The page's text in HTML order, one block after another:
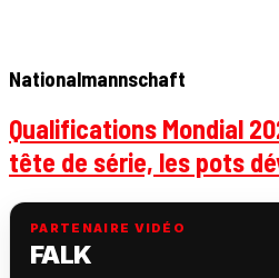
Nationalmannschaft
Qualifications Mondial
tête de série, les pots
PARTENAIRE VIDÉO
FALK